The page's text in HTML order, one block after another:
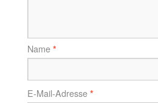
Name *
E-Mail-Adresse *